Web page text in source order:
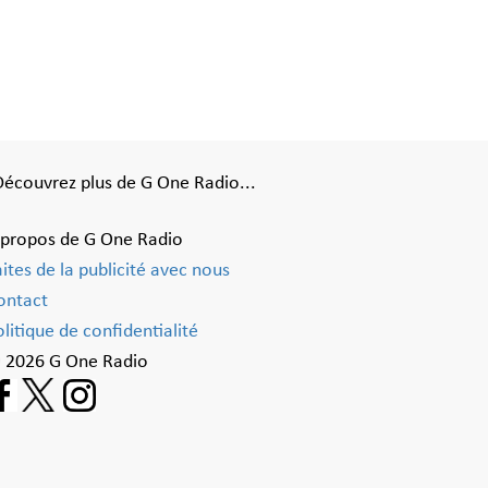
plus de G One Radio...
de G One Radio
de la publicité avec nous
de confidentialité
G One Radio